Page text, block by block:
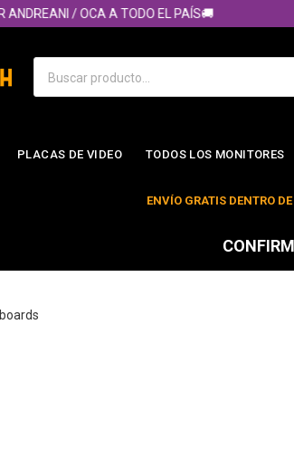
/ OCA A TODO EL PAÍS🚚
PLACAS DE VIDEO TODOS LOS MONITORES
ENVÍO GRATIS DENTRO